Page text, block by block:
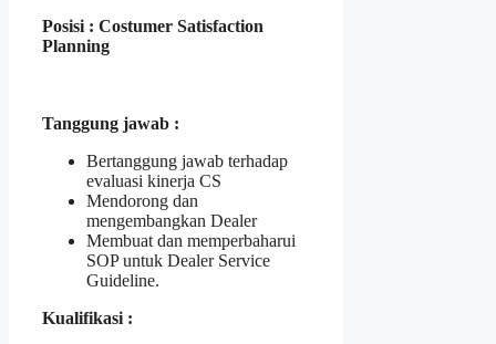
Posisi : Costumer Satisfaction
Planning
Tanggung jawab :
Bertanggung jawab terhadap
evaluasi kinerja CS
Mendorong dan
mengembangkan Dealer
Membuat dan memperbaharui
SOP untuk Dealer Service
Guideline.
Kualifikasi :